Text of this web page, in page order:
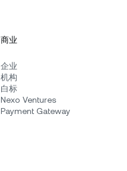
商业
企业
机构
白标
Nexo Ventures
Payment Gateway